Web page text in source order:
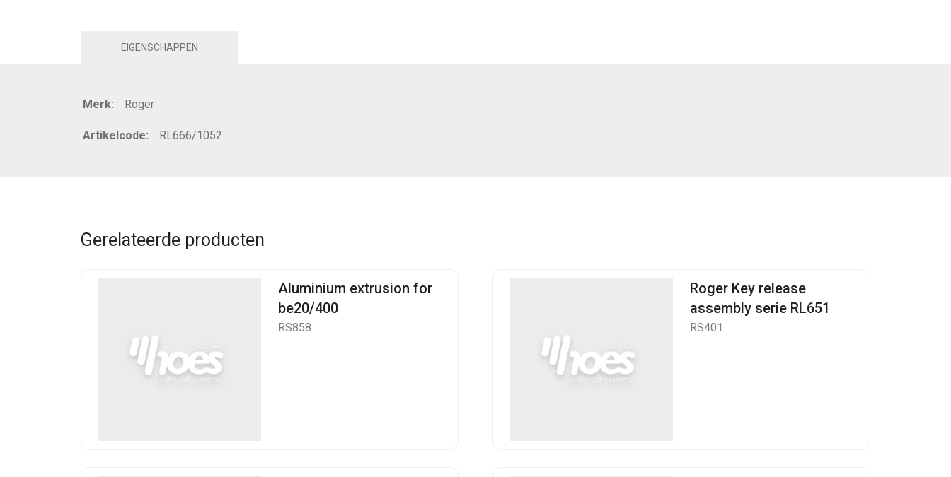
EIGENSCHAPPEN
Merk: Roger
Artikelcode: RL666/1052
Gerelateerde producten
Aluminium extrusion for
be20/400
RS858
Roger Key release
assembly serie RL651
RS401